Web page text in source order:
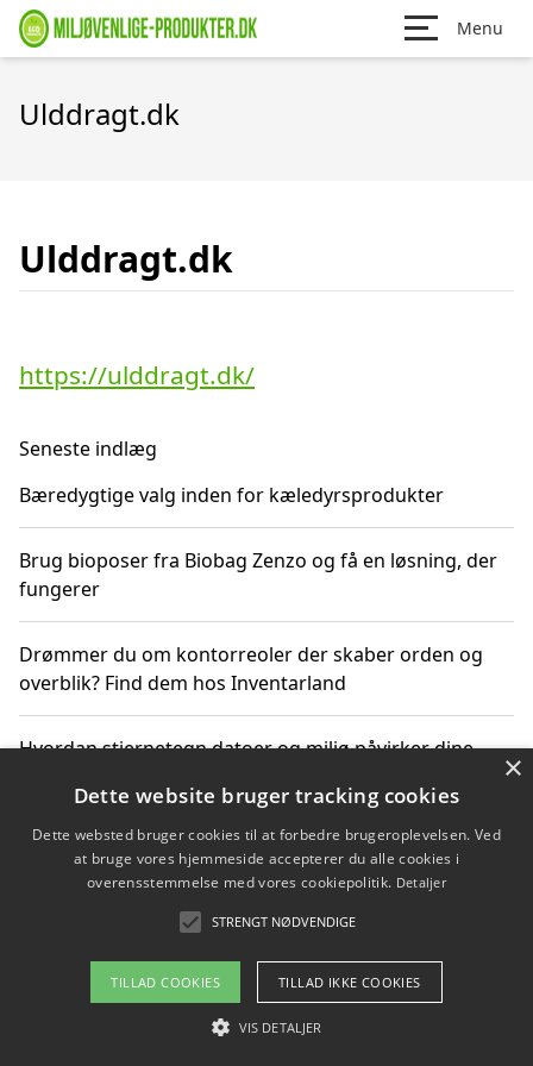
Menu
Ulddragt.dk
Ulddragt.dk
https://ulddragt.dk/
Seneste indlæg
Bæredygtige valg inden for kæledyrsprodukter
Brug bioposer fra Biobag Zenzo og få en løsning, der
fungerer
Drømmer du om kontorreoler der skaber orden og
overblik? Find dem hos Inventarland
Hvordan stjernetegn datoer og miljø påvirker dine
Bæredygtige gadgets til en grønnere hverdag
Om / kontakt
Blog Betingelser
×
Dette website bruger tracking cookies
Dette websted bruger cookies til at forbedre brugeroplevelsen. Ved
at bruge vores hjemmeside accepterer du alle cookies i
overensstemmelse med vores cookiepolitik. Detaljer
STRENGT NØDVENDIGE
TILLAD COOKIES TILLAD IKKE COOKIES
VIS DETALJER